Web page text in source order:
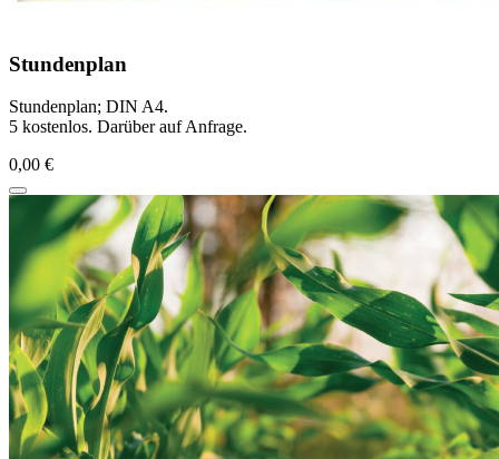
Stundenplan
Stundenplan; DIN A4.
5 kostenlos. Darüber auf Anfrage.
0,00 €